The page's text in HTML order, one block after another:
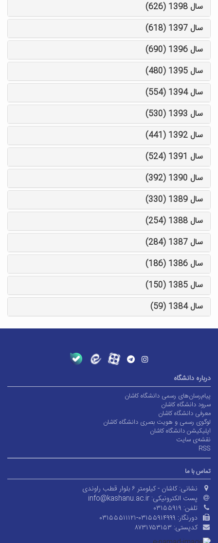
سال 1398 (626)
سال 1397 (618)
سال 1396 (690)
سال 1395 (480)
سال 1394 (554)
سال 1393 (530)
سال 1392 (441)
سال 1391 (524)
سال 1390 (392)
سال 1389 (330)
سال 1388 (254)
سال 1387 (284)
سال 1386 (186)
سال 1385 (150)
سال 1384 (59)
درباره دانشگاه
پیام‌رسان‌های رسمی دانشگاه کاشان
سرود دانشگاه کاشان
معرفی دانشگاه کاشان
لوگوی رسمی و هویت بصری دانشگاه کاشان
اپلیکیشن دانشگاه کاشان
نقشه‌ی سایت
RSS
تماس با ما
نشانی: کاشان - کیلومتر ۶ بلوار قطب راوندی
پست الکترونیکی: info@kashanu.ac.ir
تلفن: ۰۳۱۵۵۹۱۹
دورنگار: ۰۳۱۵۵۵۱۱۱۲۱-۰۳۱۵۵۹۱۴۹۹۹
کدپستی: ۸۷۳۱۷۵۳۱۵۳